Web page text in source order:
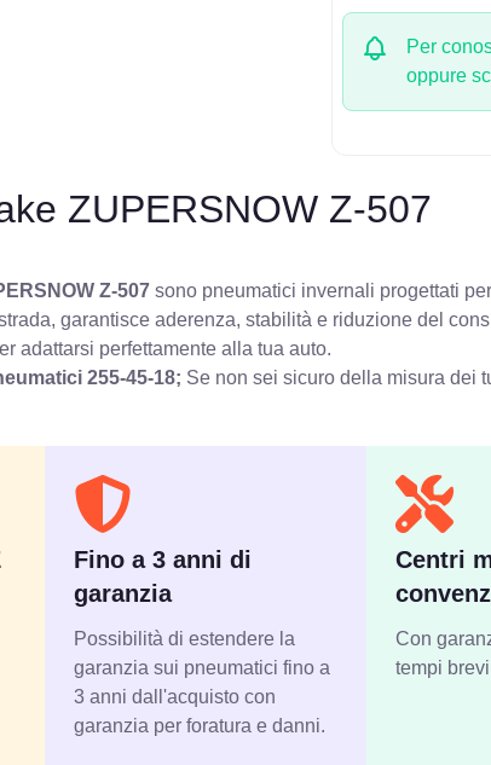
Per
oppure
ZUPERSNOW Z-507
Z-507 sono pneumatici invernali progettati
garantisce aderenza, stabilità e riduzione del
adattarsi perfettamente alla tua auto.
255-45-18; Se non sei sicuro della misura dei
Fino a 3 anni di
garanzia
Possibilità di estendere la
garanzia sui pneumatici fino a
3 anni dall'acquisto con
garanzia per foratura e danni.
Centri
Con
tempi